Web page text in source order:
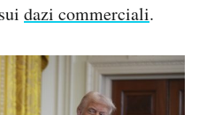
dazi commerciali.